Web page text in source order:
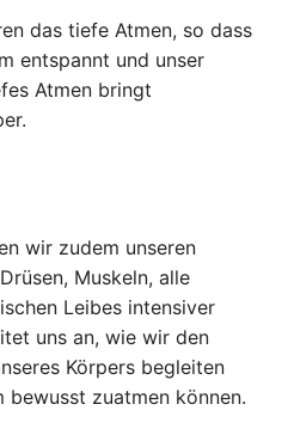
das tiefe Atmen, so dass
entspannt und unser
Atmen bringt
wir zudem unseren
Muskeln, alle
Leibes intensiver
uns an, wie wir den
Körpers begleiten
bewusst zuatmen können.